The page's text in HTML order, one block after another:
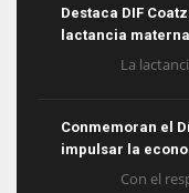
Destaca DIF
lactancia materna
La
Conmemoran el
impulsar la
Con el